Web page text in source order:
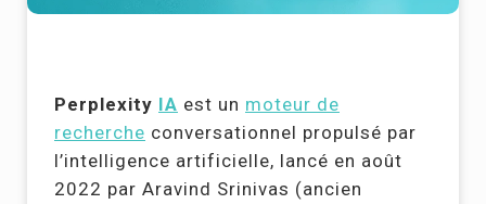
Perplexity IA est un moteur de
recherche conversationnel propulsé par
l’intelligence artificielle, lancé en août
2022 par Aravind Srinivas (ancien